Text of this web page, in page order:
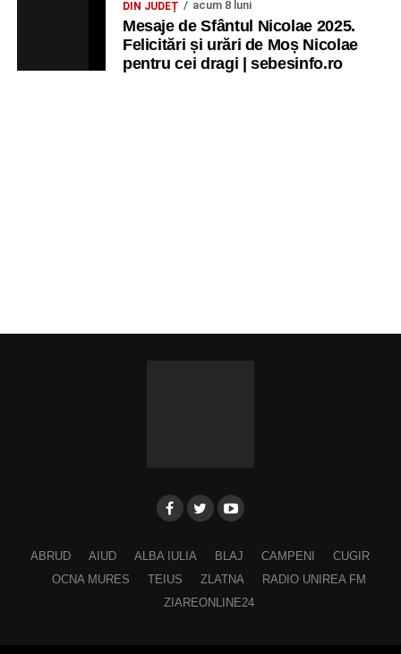
DIN JUDEȚ acum 8 luni
Mesaje de Sfântul Nicolae 2025.
Felicitări și urări de Moș Nicolae
pentru cei dragi | sebesinfo.ro
ABRUD AIUD ALBA IULIA BLAJ CAMPENI
CUGIR
OCNA MURES
TEIUS ZLATNA
RADIO UNIREA FM
ZIAREONLINE24